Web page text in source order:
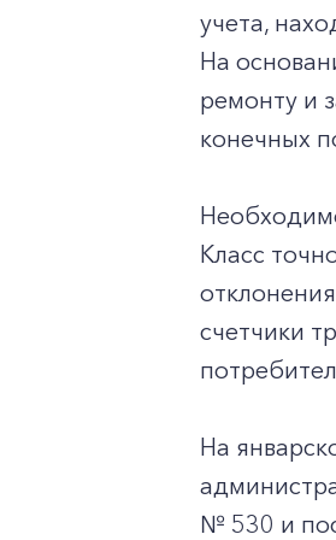
учета,
На
ремонту и
конечных
Класс
счетчики
На
№ 530 и